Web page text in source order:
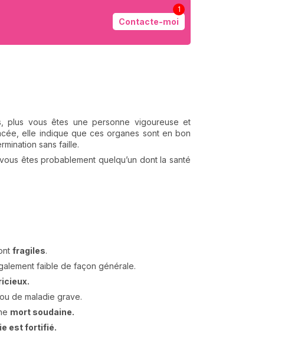
Contacte-moi
1
plus vous êtes une personne vigoureuse et
elle indique que ces organes sont en bon
sans faille.
êtes probablement quelqu’un dont la santé
fragiles.
faible de façon générale.
ou de maladie grave.
mort soudaine.
est fortifié.